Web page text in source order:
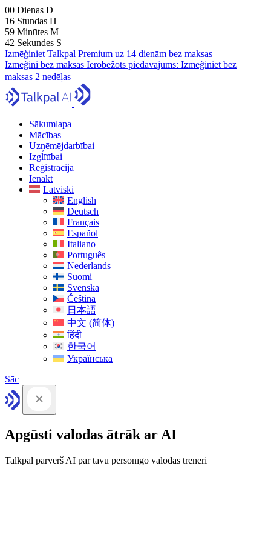
00 Dienas D
16 Stundas H
59 Minūtes M
41 Sekundes S
Izmēģiniet Talkpal Premium uz 14 dienām bez maksas
Izmēģini bez maksas Ierobežots piedāvājums: Izmēģiniet bez
maksas 2 nedēļas
Sākumlapa
Mācības
Uzņēmējdarbībai
Izglītībai
Reģistrācija
Ienākt
Latviski
English
Deutsch
Français
Español
Italiano
Português
Nederlands
Suomi
Svenska
Čeština
日本語
中文 (简体)
हिंदी
한국어
Українська
Sāc
Apgūsti valodas ātrāk ar AI
Talkpal pārvērš AI par tavu personīgo valodas treneri